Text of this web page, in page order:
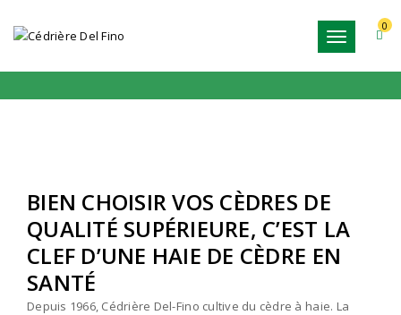
Toggle
0
CÈDRES À VENDRE | LANAUDIÈRE
BIEN CHOISIR VOS CÈDRES DE
QUALITÉ SUPÉRIEURE, C’EST LA
CLEF D’UNE HAIE DE CÈDRE EN
SANTÉ
Depuis 1966, Cédrière Del-Fino cultive du cèdre à haie. La